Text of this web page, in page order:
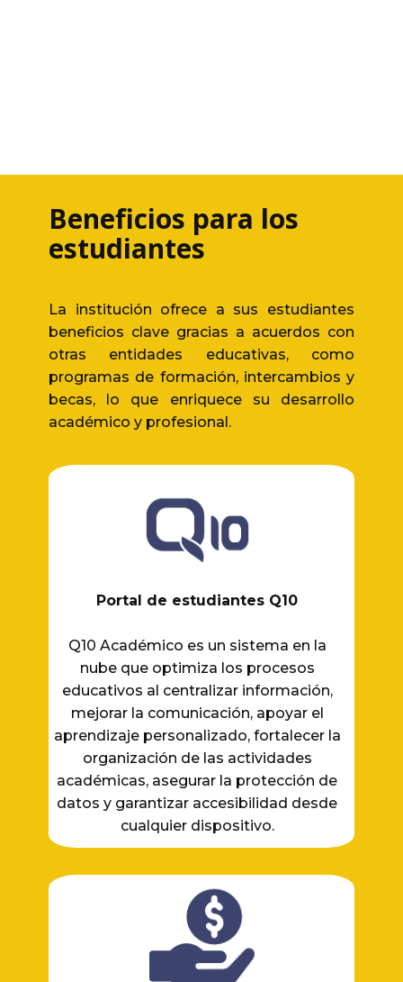
La institución ofrece a sus estudiantes
beneficios clave gracias a acuerdos con
otras entidades educativas, como
programas de formación, intercambios y
becas, lo que enriquece su desarrollo
académico y profesional.
Beneficios para los
estudiantes
Portal de estudiantes Q10
Q10 Académico es un sistema en la
nube que optimiza los procesos
educativos al centralizar información,
mejorar la comunicación, apoyar el
aprendizaje personalizado, fortalecer la
organización de las actividades
académicas, asegurar la protección de
datos y garantizar accesibilidad desde
cualquier dispositivo.